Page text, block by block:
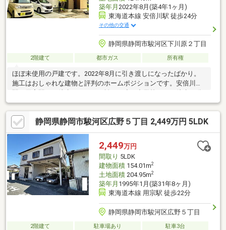
築年月 2022年8月(築4年1ヶ月)
東海道本線 安倍川駅 徒歩24分
その他の交通
静岡県静岡市駿河区下川原２丁目
2階建て 都市ガス 所有権
ほぼ未使用の戸建です。2022年8月に引き渡しになったばかり。
施工はおしゃれな建物と評判のホームポジションです。安倍川
圏内と住環境良好です。
静岡県静岡市駿河区広野５丁目 2,449万円 5LDK
2,449万円
間取り 5LDK
建物面積154.01m2
土地面積204.95m2
築年月 1995年1月(築31年8ヶ月)
東海道本線 用宗駅 徒歩22分
静岡県静岡市駿河区広野５丁目
2階建て 駐車場あり
駐車3台